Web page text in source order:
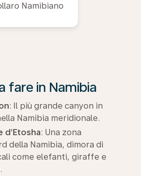
Namibiano
fare in Namibia
: Il più grande canyon in
Namibia meridionale.
d’Etosha: Una zona
della Namibia, dimora di
come elefanti, giraffe e